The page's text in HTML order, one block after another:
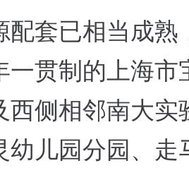
配套已相当成熟
一贯制的上海市
西侧相邻南大实
幼儿园分园、走